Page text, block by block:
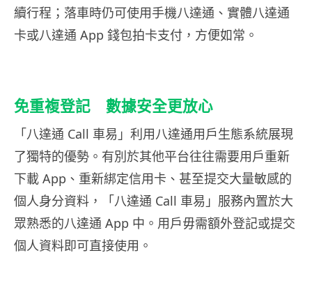
續行程；落車時仍可使用手機八達通、實體八達通
卡或八達通 App 錢包拍卡支付，方便如常。
免重複登記 數據安全更放心
「八達通 Call 車易」利用八達通用戶生態系統展現
了獨特的優勢。有別於其他平台往往需要用戶重新
下載 App、重新綁定信用卡、甚至提交大量敏感的
個人身分資料，「八達通 Call 車易」服務內置於大
眾熟悉的八達通 App 中。用戶毋需額外登記或提交
個人資料即可直接使用。